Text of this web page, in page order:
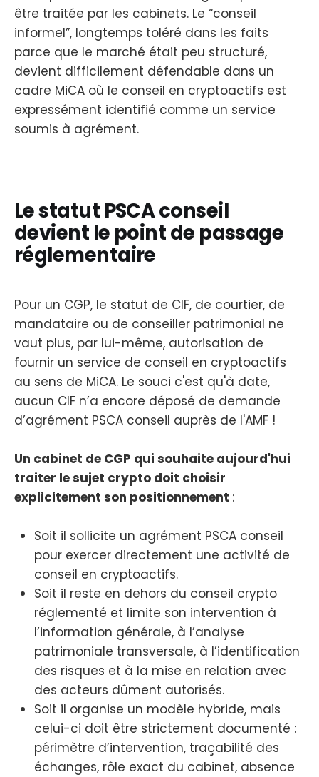
être traitée par les cabinets. Le “conseil
informel”, longtemps toléré dans les faits
parce que le marché était peu structuré,
devient difficilement défendable dans un
cadre MiCA où le conseil en cryptoactifs est
expressément identifié comme un service
soumis à agrément.
Le statut PSCA conseil
devient le point de passage
réglementaire
Pour un CGP, le statut de CIF, de courtier, de
mandataire ou de conseiller patrimonial ne
vaut plus, par lui-même, autorisation de
fournir un service de conseil en cryptoactifs
au sens de MiCA. Le souci c'est qu'à date,
aucun CIF n’a encore déposé de demande
d’agrément PSCA conseil auprès de l'AMF !
Un cabinet de CGP qui souhaite aujourd'hui
traiter le sujet crypto doit choisir
explicitement son positionnement :
Soit il sollicite un agrément PSCA conseil
pour exercer directement une activité de
conseil en cryptoactifs.
Soit il reste en dehors du conseil crypto
réglementé et limite son intervention à
l’information générale, à l’analyse
patrimoniale transversale, à l’identification
des risques et à la mise en relation avec
des acteurs dûment autorisés.
Soit il organise un modèle hybride, mais
celui-ci doit être strictement documenté :
périmètre d’intervention, traçabilité des
échanges, rôle exact du cabinet, absence